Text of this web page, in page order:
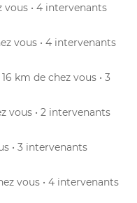
vous • 4 intervenants
vous • 4 intervenants
16 km de chez vous • 3
vous • 2 intervenants
• 3 intervenants
vous • 4 intervenants